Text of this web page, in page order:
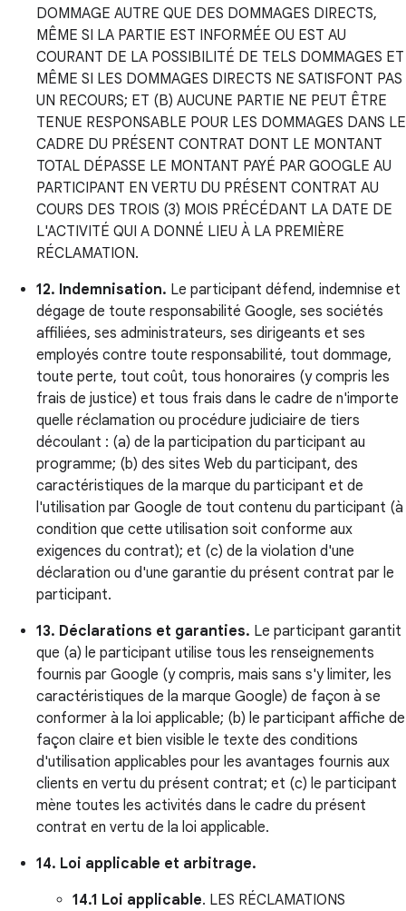
DOMMAGE AUTRE QUE DES DOMMAGES DIRECTS,
MÊME SI LA PARTIE EST INFORMÉE OU EST AU
COURANT DE LA POSSIBILITÉ DE TELS DOMMAGES ET
MÊME SI LES DOMMAGES DIRECTS NE SATISFONT PAS
UN RECOURS; ET (B) AUCUNE PARTIE NE PEUT ÊTRE
TENUE RESPONSABLE POUR LES DOMMAGES DANS LE
CADRE DU PRÉSENT CONTRAT DONT LE MONTANT
TOTAL DÉPASSE LE MONTANT PAYÉ PAR GOOGLE AU
PARTICIPANT EN VERTU DU PRÉSENT CONTRAT AU
COURS DES TROIS (3) MOIS PRÉCÉDANT LA DATE DE
L'ACTIVITÉ QUI A DONNÉ LIEU À LA PREMIÈRE
RÉCLAMATION.
12. Indemnisation. Le participant défend, indemnise et
dégage de toute responsabilité Google, ses sociétés
affiliées, ses administrateurs, ses dirigeants et ses
employés contre toute responsabilité, tout dommage,
toute perte, tout coût, tous honoraires (y compris les
frais de justice) et tous frais dans le cadre de n'importe
quelle réclamation ou procédure judiciaire de tiers
découlant : (a) de la participation du participant au
programme; (b) des sites Web du participant, des
caractéristiques de la marque du participant et de
l'utilisation par Google de tout contenu du participant (à
condition que cette utilisation soit conforme aux
exigences du contrat); et (c) de la violation d'une
déclaration ou d'une garantie du présent contrat par le
participant.
13. Déclarations et garanties. Le participant garantit
que (a) le participant utilise tous les renseignements
fournis par Google (y compris, mais sans s'y limiter, les
caractéristiques de la marque Google) de façon à se
conformer à la loi applicable; (b) le participant affiche de
façon claire et bien visible le texte des conditions
d'utilisation applicables pour les avantages fournis aux
clients en vertu du présent contrat; et (c) le participant
mène toutes les activités dans le cadre du présent
contrat en vertu de la loi applicable.
14. Loi applicable et arbitrage.
14.1 Loi applicable. LES RÉCLAMATIONS